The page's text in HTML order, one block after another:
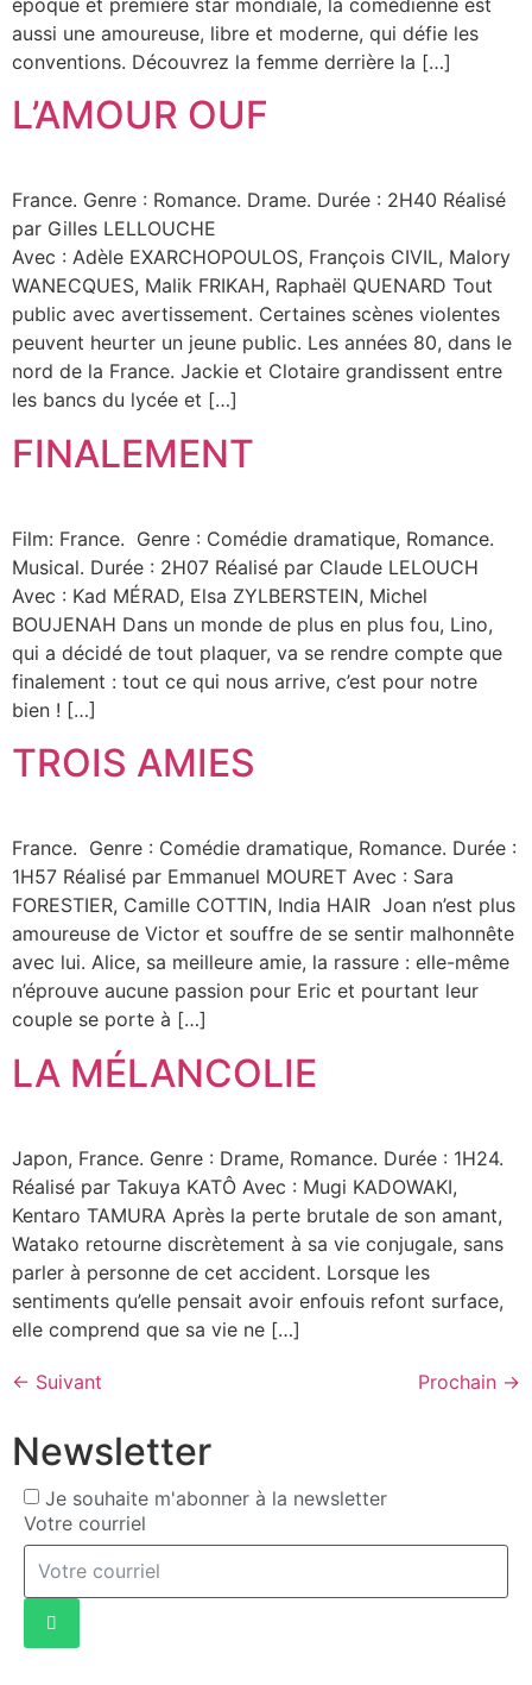
aussi une amoureuse, libre et moderne, qui défie les
conventions. Découvrez la femme derrière la […]
L’AMOUR OUF
France. Genre : Romance. Drame. Durée : 2H40 Réalisé
par Gilles LELLOUCHE
Avec : Adèle EXARCHOPOULOS, François CIVIL, Malory
WANECQUES, Malik FRIKAH, Raphaël QUENARD Tout
public avec avertissement. Certaines scènes violentes
peuvent heurter un jeune public. Les années 80, dans le
nord de la France. Jackie et Clotaire grandissent entre
les bancs du lycée et […]
FINALEMENT
Film: France. Genre : Comédie dramatique, Romance.
Musical. Durée : 2H07 Réalisé par Claude LELOUCH
Avec : Kad MÉRAD, Elsa ZYLBERSTEIN, Michel
BOUJENAH Dans un monde de plus en plus fou, Lino,
qui a décidé de tout plaquer, va se rendre compte que
finalement : tout ce qui nous arrive, c’est pour notre
bien ! […]
TROIS AMIES
France. Genre : Comédie dramatique, Romance. Durée :
1H57 Réalisé par Emmanuel MOURET Avec : Sara
FORESTIER, Camille COTTIN, India HAIR Joan n’est plus
amoureuse de Victor et souffre de se sentir malhonnête
avec lui. Alice, sa meilleure amie, la rassure : elle-même
n’éprouve aucune passion pour Eric et pourtant leur
couple se porte à […]
LA MÉLANCOLIE
Japon, France. Genre : Drame, Romance. Durée : 1H24.
Réalisé par Takuya KATÔ Avec : Mugi KADOWAKI,
Kentaro TAMURA Après la perte brutale de son amant,
Watako retourne discrètement à sa vie conjugale, sans
parler à personne de cet accident. Lorsque les
sentiments qu’elle pensait avoir enfouis refont surface,
elle comprend que sa vie ne […]
← Suivant Prochain →
Newsletter
Je souhaite m'abonner à la newsletter
Votre courriel